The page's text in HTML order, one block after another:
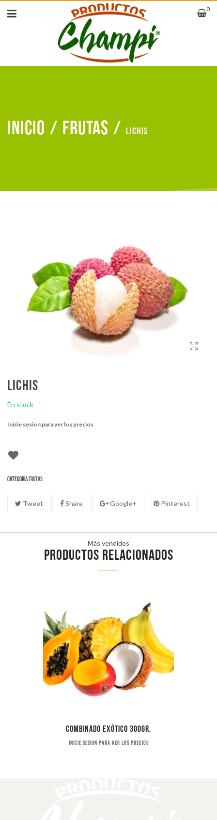
0
Inicio / Frutas / Lichis
Lichis
En stock
Inicie sesion para ver los precios
CategoríaFrutas
Tweet Share Google+ Pinterest
Más vendidos
PRODUCTOS RELACIONADOS
Combinado exótico 300gr.
Inicie sesion para ver los precios